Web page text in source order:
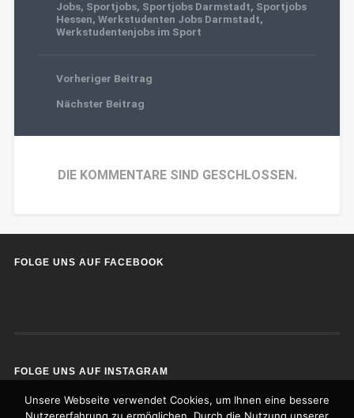
Jobs, Sportjobs, Sportjobs Darmstadt, Sportjobs
Hessen, Werkstudenten Jobs Darmstadt,
Werkstudentenjobs im Sport
Vorheriger Beitrag
Nächster Beitrag
DIE KOMMENTARE SIND GESCHLOSSEN.
FOLGE UNS AUF FACEBOOK
FOLGE UNS AUF INSTAGRAM
Unsere Webseite verwendet Cookies, um Ihnen eine bessere